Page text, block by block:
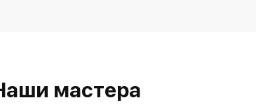
мастера